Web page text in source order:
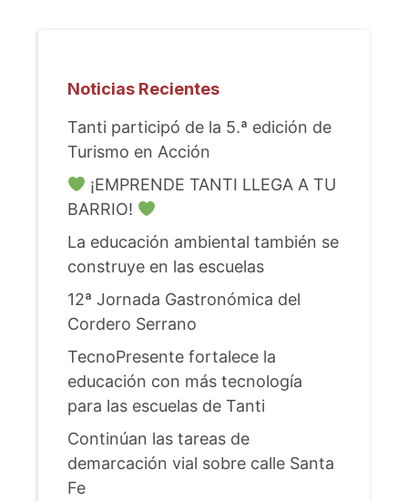
Noticias Recientes
Tanti participó de la 5.ª edición de
Turismo en Acción
¡EMPRENDE TANTI LLEGA A TU
BARRIO!
La educación ambiental también se
construye en las escuelas
12ª Jornada Gastronómica del
Cordero Serrano
TecnoPresente fortalece la
educación con más tecnología
para las escuelas de Tanti
Continúan las tareas de
demarcación vial sobre calle Santa
Fe